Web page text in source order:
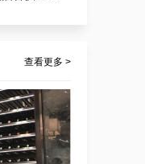
查看更多 >